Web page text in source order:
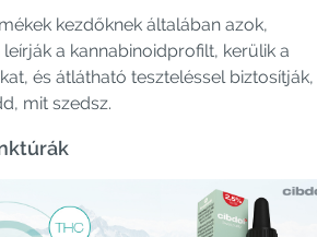
kezdőknek általában azok,
a kannabinoidprofilt, kerülik a
és átlátható teszteléssel biztosítják,
mit szedsz.